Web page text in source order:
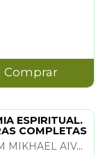
Comprar
ESPIRITUAL.
COMPLETAS
2)
OMRAAM MIKHAEL AIVANHOV